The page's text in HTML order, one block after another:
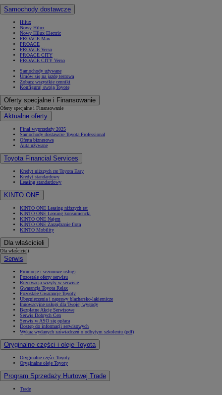
Samochody dostawcze
Hilux
Nowy Hilux
Nowy Hilux Electric
PROACE Max
PROACE
PROACE Verso
PROACE CITY
PROACE CITY Verso
Samochody używane
Umów się na jazdę testową
Zobacz wszystkie cenniki
Konfiguruj swoją Toyotę
Oferty specjalne i Finansowanie
Oferty specjalne i Finansowanie
Aktualne oferty
Finał wyprzedaży 2025
Samochody dostawcze Toyota Professional
Oferta biznesowa
Auta używane
Toyota Financial Services
Kredyt niższych rat Toyota Easy
Kredyt standardowy
Leasing standardowy
KINTO ONE
KINTO ONE Leasing niższych rat
KINTO ONE Leasing konsumencki
KINTO ONE Najem
KINTO ONE Zarządzanie flotą
KINTO Mobility
Dla właścicieli
Dla właścicieli
Serwis
Promocje i sezonowe usługi
Pozostałe oferty serwisu
Rezerwacja wizyty w serwisie
Gwarancja Toyota Relax
Pozostałe Gwarancje Toyoty
Ubezpieczenia i naprawy blacharsko-lakiernicze
Innowacyjne usługi dla Twojej wygody
Bezpłatne Akcje Serwisowe
Serwis Dobrych Cen
Serwis w ASO się opłaca
Dostęp do informacji serwisowych
Wykaz wydanych zaświadczeń o odbytym szkoleniu (pdf)
Oryginalne części i oleje Toyota
Oryginalne części Toyoty
Oryginalne oleje Toyoty
Program Sprzedaży Hurtowej Trade
Trade